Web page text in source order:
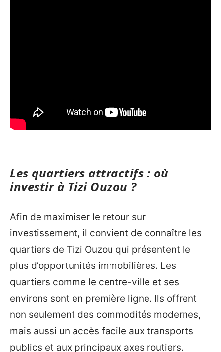
Les quartiers attractifs : où
investir à Tizi Ouzou ?
Afin de maximiser le retour sur
investissement, il convient de connaître les
quartiers de Tizi Ouzou qui présentent le
plus d’opportunités immobilières. Les
quartiers comme le centre-ville et ses
environs sont en première ligne. Ils offrent
non seulement des commodités modernes,
mais aussi un accès facile aux transports
publics et aux principaux axes routiers.